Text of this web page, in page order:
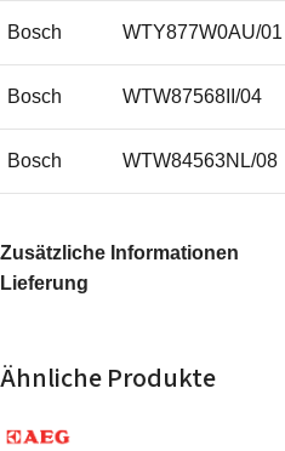
Bosch WTY877W0AU/01
Bosch WTW87568II/04
Bosch WTW84563NL/08
Bosch
Zusätzliche Informationen
Lieferung
Ähnliche Produkte